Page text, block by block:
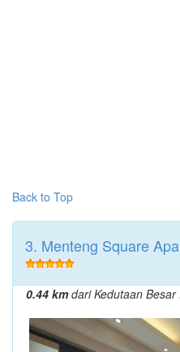
Back to Top
3. Menteng Square
0.44 kmdari Kedutaan Besar